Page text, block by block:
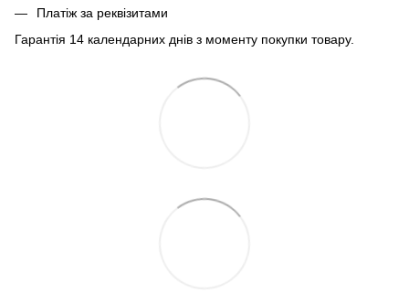
Платіж за реквізитами
Гарантія 14 календарних днів з моменту покупки товару.